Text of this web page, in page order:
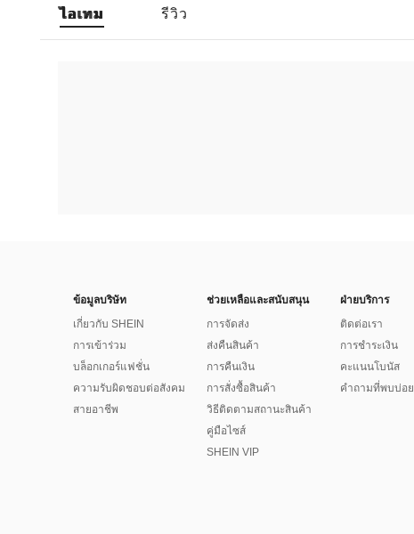
ไอเทม รีวิว
ข้อมูลบริษัท
เกี่ยวกับ SHEIN
การเข้าร่วม
บล็อกเกอร์แฟชั่น
ความรับผิดชอบต่อสังคม
สายอาชีพ
ช่วยเหลือและสนับสนุน
การจัดส่ง
ส่งคืนสินค้า
การคืนเงิน
การสั่งซื้อสินค้า
วิธีติดตามสถานะสินค้า
คู่มือไซส์
SHEIN VIP
ฝ่ายบริการ
ติดต่อเรา
การชำระเงิน
คะแนนโบนัส
คำถามที่พบบ่อย